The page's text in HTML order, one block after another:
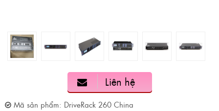
Liên hệ
Mã sản phẩm: DriveRack 260 China